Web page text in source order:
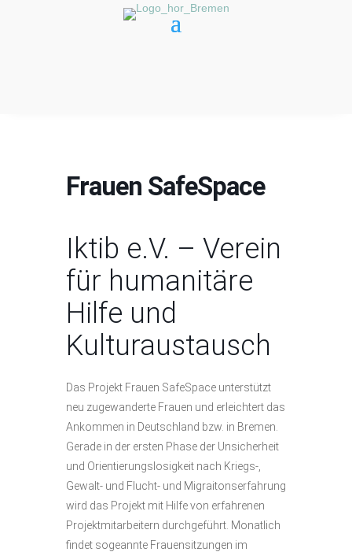
Frauen SafeSpace
Iktib e.V. – Verein
für humanitäre
Hilfe und
Kulturaustausch
Das Projekt Frauen SafeSpace unterstützt
neu zugewanderte Frauen und erleichtert das
Ankommen in Deutschland bzw. in Bremen.
Gerade in der ersten Phase der Unsicherheit
und Orientierungslosigkeit nach Kriegs-,
Gewalt- und Flucht- und Migraitonserfahrung
wird das Projekt mit Hilfe von erfahrenen
Projektmitarbeitern durchgeführt. Monatlich
findet sogeannte Frauensitzungen im